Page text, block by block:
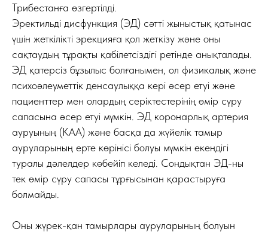
Трибестанға өзгертілді.
Эректильді дисфункция (ЭД) сәтті жыныстық қатынас
үшін жеткілікті эрекцияға қол жеткізу және оны
сақтаудың тұрақты қабілетсіздігі ретінде анықталады.
ЭД қатерсіз бұзылыс болғанымен, ол физикалық және
психоәлеуметтік денсаулыққа кері әсер етуі және
пациенттер мен олардың серіктестерінің өмір сүру
сапасына әсер етуі мүмкін. ЭД коронарлық артерия
ауруының (КАА) және басқа да жүйелік тамыр
ауруларының ерте көрінісі болуы мүмкін екендігі
туралы дәлелдер көбейіп келеді. Сондықтан ЭД-ны
тек өмір сүру сапасы тұрғысынан қарастыруға
болмайды.
Оны жүрек-қан тамырлары ауруларының болуын